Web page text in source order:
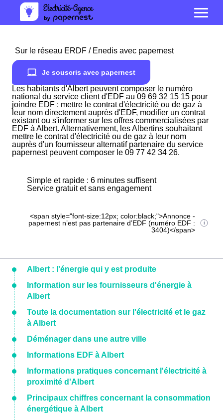
Sur le réseau ERDF / Enedis avec papernest
Je souscris avec papernest
Les habitants d'Albert peuvent composer le numéro
national du service client d'EDF au 09 69 32 15 15 pour
joindre EDF : mettre le contrat d'électricité ou de gaz à
leur nom directement auprès d'EDF, modifier un contrat
existant ou s'informer sur les offres commercialisées par
EDF à Albert. Alternativement, les Albertins souhaitant
mettre le contrat d'électricité ou de gaz à leur nom
auprès d'un fournisseur alternatif partenaire du service
papernest peuvent composer le 09 77 42 34 26.
Simple et rapide : 6 minutes suffisent
Service gratuit et sans engagement
<span style="font-size:12px; color:black;">Annonce -
papernest n’est pas partenaire d’EDF (numéro EDF :
3404)</span>
Albert : l'énergie qui y est produite
Information sur les fournisseurs d'énergie à
Albert
Toute la documentation sur l'électricité et le gaz
à Albert
Déménager dans une autre ville
Informations EDF à Albert
Informations pratiques concernant l'électricité à
proximité d'Albert
Principaux chiffres concernant la consommation
énergétique à Albert